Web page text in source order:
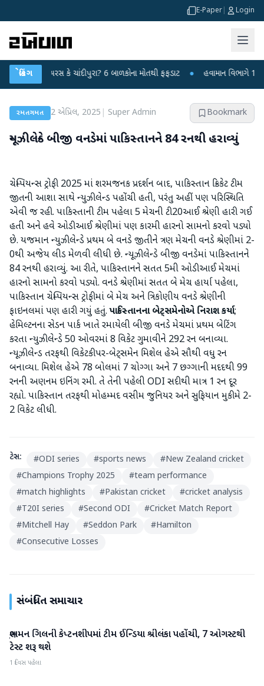
E-Paper Login
બ્રેકિંગ
વાયરસ કે ચાંદીપુરા? 6 બાળકોના મોતથી ફફડાટ ● હવામાન વિભાગે 18 રાજ્યો
રમતગમત 2 એપ્રિલ, 2025 Super Admin Bookmark
ન્યૂઝીલેન્ડે બીજી વનડેમાં પાકિસ્તાનને 84 રનથી હરાવ્યું
ચેમ્પિયન્સ ટ્રોફી 2025 માં શરમજનક પ્રદર્શન બાદ, પાકિસ્તાન ક્રિકેટ ટીમ
જીતની આશા સાથે ન્યુઝીલેન્ડ પહોંચી હતી, પરંતુ અહીં પણ પરિસ્થિતિ
એવી જ રહી. પાકિસ્તાની ટીમ પહેલા 5 મેચની ટી20આઈ શ્રેણી હારી ગઈ
હતી અને હવે ઓડીઆઈ શ્રેણીમાં પણ કારમી હારનો સામનો કરવો પડ્યો
છે. યજમાન ન્યુઝીલેન્ડે પ્રથમ બે વનડે જીતીને ત્રણ મેચની વનડે શ્રેણીમાં 2-
0થી અજેય લીડ મેળવી લીધી છે. ન્યૂઝીલેન્ડે બીજી વનડેમાં પાકિસ્તાનને
84 રનથી હરાવ્યું. આ રીતે, પાકિસ્તાનને સતત 5મી ઓડીઆઈ મેચમાં
હારનો સામનો કરવો પડ્યો. વનડે શ્રેણીમાં સતત બે મેચ હાર્યા પહેલા,
પાકિસ્તાન ચેમ્પિયન્સ ટ્રોફીમાં બે મેચ અને ત્રિકોણીય વનડે શ્રેણીની
ફાઇનલમાં પણ હારી ગયું હતું.પાકિસ્તાનના બેટ્સમેનોએ નિરાશકર્યા;
હેમિલ્ટનના સેડન પાર્ક ખાતે રમાયેલી બીજી વનડે મેચમાં પ્રથમ બેટિંગ
કરતા ન્યુઝીલેન્ડે 50 ઓવરમાં 8 વિકેટ ગુમાવીને 292 રન બનાવ્યા.
ન્યૂઝીલેન્ડ તરફથી વિકેટકીપર-બેટ્સમેન મિશેલ હેએ સૌથી વધુ રન
બનાવ્યા. મિશેલ હેએ 78 બોલમાં 7 ચોગ્ગા અને 7 છગ્ગાની મદદથી 99
રનની અણનમ ઇનિંગ રમી. તે તેની પહેલી ODI સદીથી માત્ર 1 રન દૂર
રહ્યો. પાકિસ્તાન તરફથી મોહમ્મદ વસીમ જુનિયર અને સુફિયાન મુકીમે 2-
2 વિકેટ લીધી.
ટેગ્સ: #ODI series #sports news #New Zealand cricket
#Champions Trophy 2025 #team performance
#match highlights #Pakistan cricket #cricket analysis
#T20I series #Second ODI #Cricket Match Report
#Mitchell Hay #Seddon Park #Hamilton
#Consecutive Losses
સંબંધિત સમાચાર
રમતગમત
શુભમન ગિલની કેપ્ટનશીપમાં ટીમ ઈન્ડિયા શ્રીલંકા પહોંચી, 7 ઓગસ્ટથી
ટેસ્ટ શરૂ થશે
1 દિવસ પહેલા